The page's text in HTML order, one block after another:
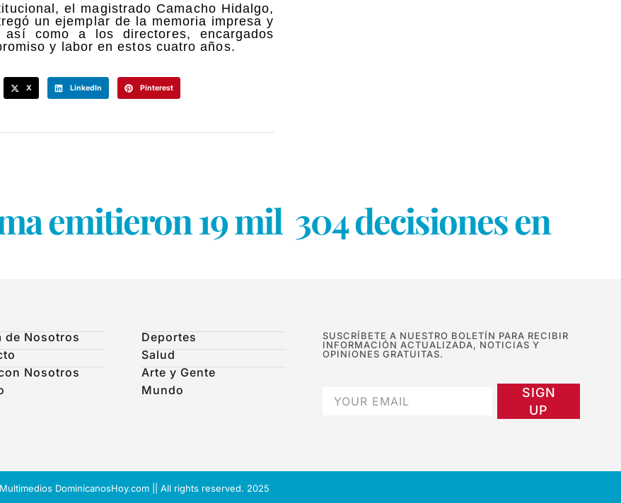
el magistrado Camacho Hidalgo,
un ejemplar de la memoria impresa y
como a los directores, encargados
y labor en estos cuatro años.
X LinkedIn Pinterest
emitieron 19 mil 304 decisiones en
de Nosotros
Nosotros
Deportes
Salud
Arte y Gente
Mundo
SUSCRÍBETE A NUESTRO BOLETÍN PARA RECIBIR
INFORMACIÓN ACTUALIZADA, NOTICIAS Y
OPINIONES GRATUITAS.
SIGN
UP
Multimedios DominicanosHoy.com || All rights reserved. 2025